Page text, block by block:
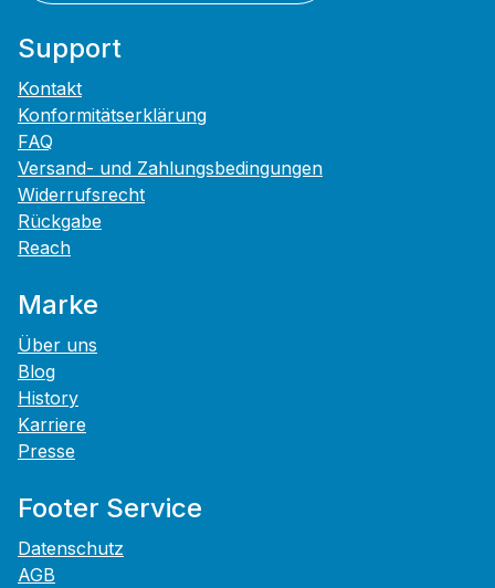
Support
Kontakt
Konformitätserklärung
FAQ
Versand- und Zahlungsbedingungen
Widerrufsrecht
Rückgabe
Reach
Marke
Über uns
Blog
History
Karriere
Presse
Footer Service
Datenschutz
AGB